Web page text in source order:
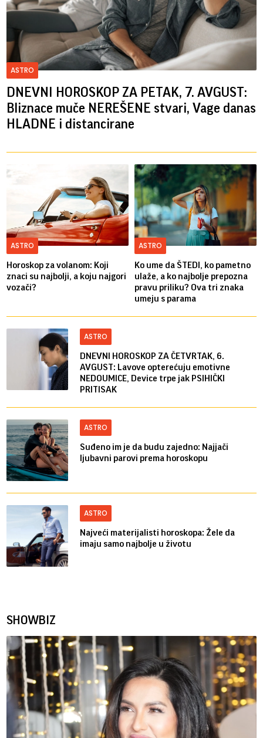
ASTRO
DNEVNI HOROSKOP ZA PETAK, 7. AVGUST:
Bliznace muče NEREŠENE stvari, Vage danas
HLADNE i distancirane
ASTRO
Horoskop za volanom: Koji
znaci su najbolji, a koju najgori
vozači?
ASTRO
Ko ume da ŠTEDI, ko pametno
ulaže, a ko najbolje prepozna
pravu priliku? Ova tri znaka
umeju s parama
ASTRO
DNEVNI HOROSKOP ZA ČETVRTAK, 6.
AVGUST: Lavove opterećuju emotivne
NEDOUMICE, Device trpe jak PSIHIČKI
PRITISAK
ASTRO
Suđeno im je da budu zajedno: Najjači
ljubavni parovi prema horoskopu
ASTRO
Najveći materijalisti horoskopa: Žele da
imaju samo najbolje u životu
SHOWBIZ